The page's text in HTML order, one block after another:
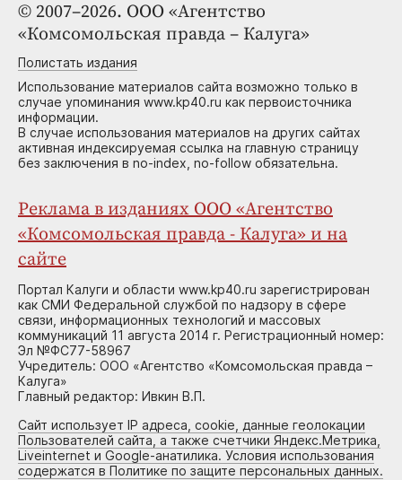
© 2007–2026. ООО «Агентство
«Комсомольская правда – Калуга»
Полистать издания
Использование материалов сайта возможно только в
случае упоминания www.kp40.ru как первоисточника
информации.
В случае использования материалов на других сайтах
активная индексируемая ссылка на главную страницу
без заключения в no-index, no-follow обязательна.
Реклама в изданиях ООО «Агентство
«Комсомольская правда - Калуга» и на
сайте
Портал Калуги и области www.kp40.ru зарегистрирован
как СМИ Федеральной службой по надзору в сфере
связи, информационных технологий и массовых
коммуникаций 11 августа 2014 г. Регистрационный номер:
Эл №ФС77-58967
Учредитель: ООО «Агентство «Комсомольская правда –
Калуга»
Главный редактор: Ивкин В.П.
Сайт использует IP адреса, cookie, данные геолокации
Пользователей сайта, а также счетчики Яндекс.Метрика,
Liveinternet и Google-анатилика. Условия использования
содержатся в Политике по защите персональных данных.